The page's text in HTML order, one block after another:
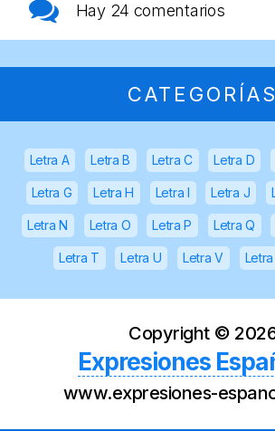
Hay 24 comentarios
CATEGORÍAS
Letra A Letra B Letra C Letra D
Letra G Letra H Letra I Letra J
Letra N Letra O Letra P Letra Q
Letra T Letra U Letra V
Copyright ©
Expresiones
www.expresiones-